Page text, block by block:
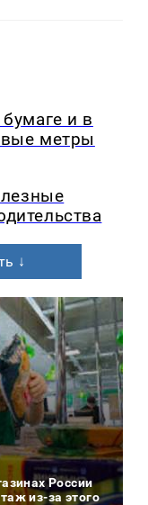
и в
метры
↓
России
из-за этого